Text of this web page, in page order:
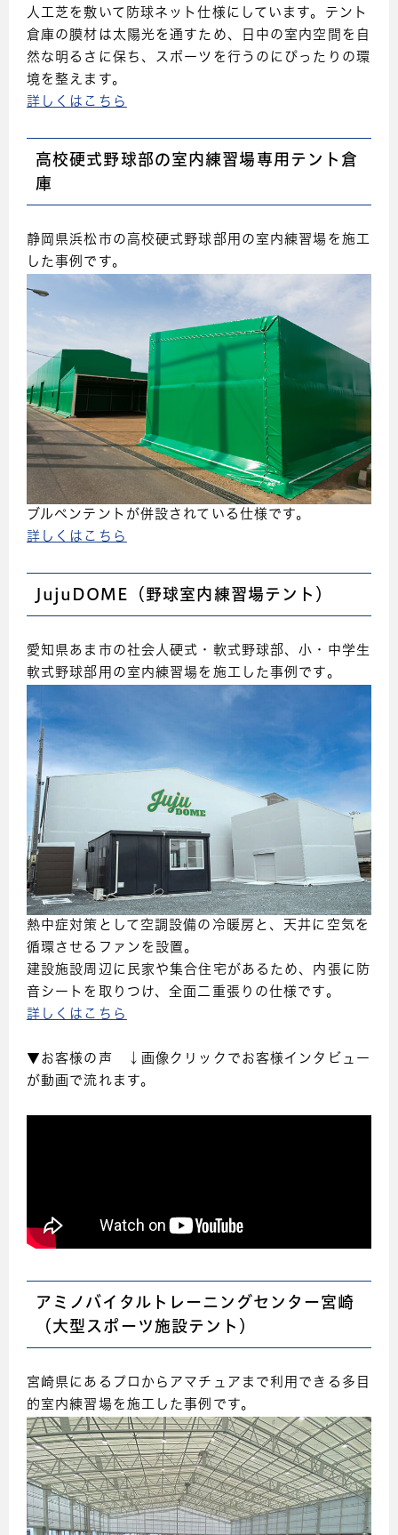
人工芝を敷いて防球ネット仕様にしています。テント
倉庫の膜材は太陽光を通すため、日中の室内空間を自
然な明るさに保ち、スポーツを行うのにぴったりの環
境を整えます。
詳しくはこちら
高校硬式野球部の室内練習場専用テント倉
庫
静岡県浜松市の高校硬式野球部用の室内練習場を施工
した事例です。
ブルペンテントが併設されている仕様です。
詳しくはこちら
JujuDOME（野球室内練習場テント）
愛知県あま市の社会人硬式・軟式野球部、小・中学生
軟式野球部用の室内練習場を施工した事例です。
熱中症対策として空調設備の冷暖房と、天井に空気を
循環させるファンを設置。
建設施設周辺に民家や集合住宅があるため、内張に防
音シートを取りつけ、全面二重張りの仕様です。
詳しくはこちら
▼お客様の声 ↓画像クリックでお客様インタビュー
が動画で流れます。
アミノバイタルトレーニングセンター宮崎
（大型スポーツ施設テント）
宮崎県にあるプロからアマチュアまで利用できる多目
的室内練習場を施工した事例です。